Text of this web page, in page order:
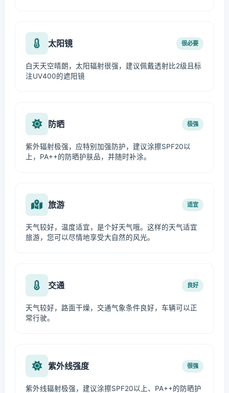
太阳镜 很必要
白天天空晴朗，太阳辐射很强，建议佩戴透射比2级且标
注UV400的遮阳镜
防晒 极强
紫外辐射极强，应特别加强防护，建议涂擦SPF20以
上，PA++的防晒护肤品，并随时补涂。
旅游 适宜
天气较好，温度适宜，是个好天气哦。这样的天气适宜
旅游，您可以尽情地享受大自然的风光。
交通 良好
天气较好，路面干燥，交通气象条件良好，车辆可以正
常行驶。
紫外线强度 很强
紫外线辐射极强，建议涂擦SPF20以上、PA++的防晒护